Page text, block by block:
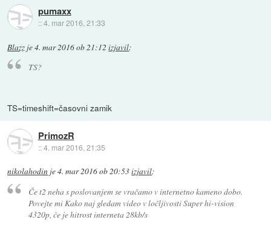
pumaxx
::4. mar 2016, 21:33
Blazz je4. mar 2016 ob 21:12 izjavil:
TS?
TS=timeshift=časovni zamik
PrimozR
::4. mar 2016, 21:35
nikolahodin je4. mar 2016 ob 20:53izjavil:
Če t2 neha s poslovanjem se vračamo v internetno kameno dobo.
Povejte mi Kako naj gledam video v ločljivosti Super hi-vision
4320p, če je hitrost interneta 28kb/s